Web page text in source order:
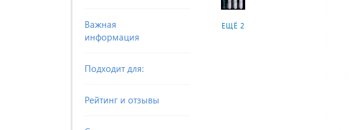
Важная
информация
Подходит для:
Рейтинг и отзывы
ЕЩЁ 2